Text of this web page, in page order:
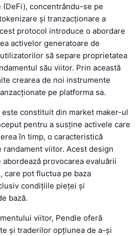
concentrându-se pe
și tranzacționare a
protocol introduce o abordare
activelor generatoare de
să separe proprietatea
său viitor. Prin această
crearea de noi instrumente
pe platforma sa.
constituit din market maker-ul
pentru a susține activele care
în timp, o caracteristică
viitor. Acest design
provocarea evaluării
care pot fluctua pe baza
condițiile pieței și
bază.
viitor, Pendle oferă
și traderilor opțiunea de a-și